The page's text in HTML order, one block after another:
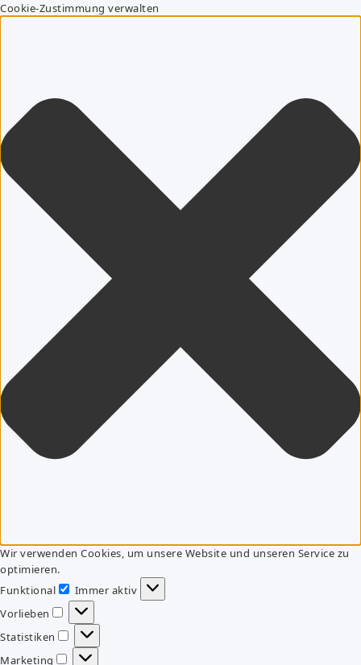
Cookie-Zustimmung verwalten
Wir verwenden Cookies, um unsere Website und unseren Service zu
optimieren.
Funktional
Funktional
Immer aktiv
Vorlieben
Vorlieben
Statistiken
Statistiken
Marketing